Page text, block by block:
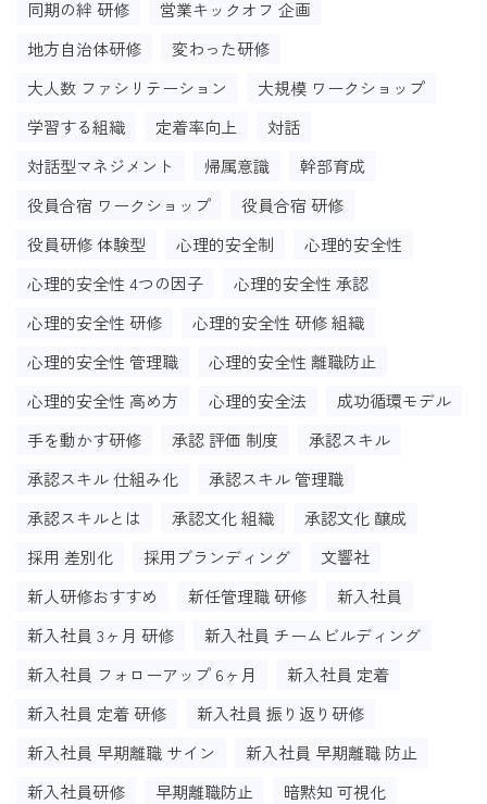
同期の絆 研修
営業キックオフ 企画
地方自治体研修
変わった研修
大人数 ファシリテーション
大規模 ワークショップ
学習する組織
定着率向上
対話
対話型マネジメント
帰属意識
幹部育成
役員合宿 ワークショップ
役員合宿 研修
役員研修 体験型
心理的安全制
心理的安全性
心理的安全性 4つの因子
心理的安全性 承認
心理的安全性 研修
心理的安全性 研修 組織
心理的安全性 管理職
心理的安全性 離職防止
心理的安全性 高め方
心理的安全法
成功循環モデル
手を動かす研修
承認 評価 制度
承認スキル
承認スキル 仕組み化
承認スキル 管理職
承認スキルとは
承認文化 組織
承認文化 醸成
採用 差別化
採用ブランディング
文響社
新人研修おすすめ
新任管理職 研修
新入社員
新入社員 3ヶ月 研修
新入社員 チームビルディング
新入社員 フォローアップ 6ヶ月
新入社員 定着
新入社員 定着 研修
新入社員 振り返り研修
新入社員 早期離職 サイン
新入社員 早期離職 防止
新入社員研修
早期離職防止
暗黙知 可視化